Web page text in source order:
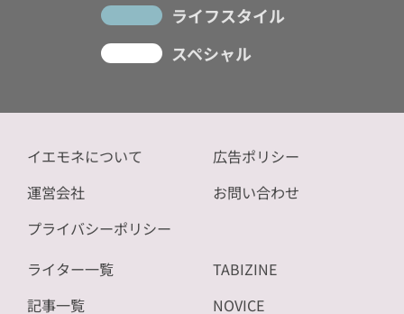
ライフスタイル
スペシャル
イエモネについて
運営会社
プライバシーポリシー
広告ポリシー
お問い合わせ
ライター一覧
記事一覧
TABIZINE
NOVICE